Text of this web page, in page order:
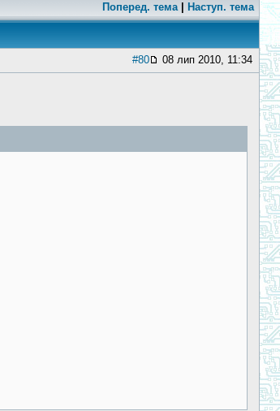
Поперед. тема| Наступ. тема
#80 08 лип 2010, 11:34